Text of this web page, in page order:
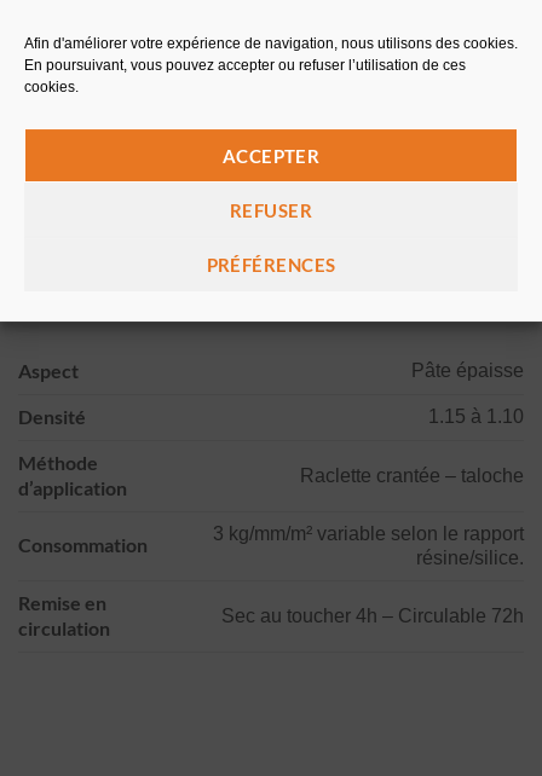
Afin d'améliorer votre expérience de navigation, nous utilisons des cookies.
En poursuivant, vous pouvez accepter ou refuser l’utilisation de ces
cookies.
ACCEPTER
REFUSER
PRÉFÉRENCES
Résistance chimique
Résistance aux détergents, huiles et solutions acides…
Aspect Pâte épaisse
Densité 1.15 à 1.10
Méthode
d’application
Raclette crantée – taloche
Consommation
3 kg/mm/m² variable selon le rapport
résine/silice.
Remise en
circulation
Sec au toucher 4h – Circulable 72h